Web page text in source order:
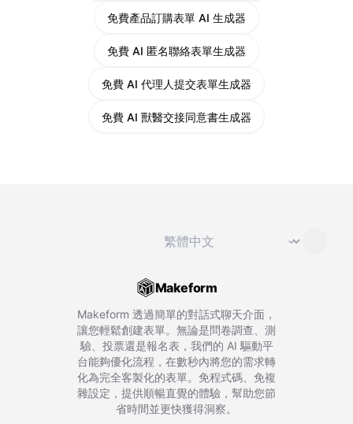
免費產品訂購表單 AI 生成器
免費 AI 匿名聯絡表單生成器
免費 AI 代理人提交表單生成器
免費 AI 獸醫交接同意書生成器
切換語言 ⌄
Makeform
Makeform 透過簡單的對話式聊天介面，
讓您輕鬆創建表單。無論是問卷調查、測
驗、投票還是報名表，我們的 AI 驅動平
台能夠優化流程，在數秒內將您的需求轉
化為完全客製化的表單。免程式碼、免複
雜設定，提供順暢直覺的體驗，幫助您節
省時間並更快獲得洞察。